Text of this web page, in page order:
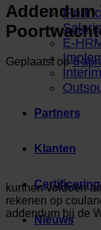
E-
Partners
Klanten
Nieuws
Addendum
Geplaatst op6
kunnen voldoen
rekenen op
addendum bij de